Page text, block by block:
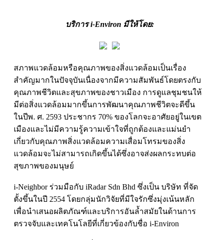
บริการ i-Environ มีให้โดย:
สภาพแวดล้อมหรือคุณภาพของสิ่งแวดล้อมเป็นเรื่อง
สำคัญมากในปัจจุบันเนื่องจากมีความสัมพันธ์โดยตรงกับ
คุณภาพชีวิตและสุขภาพของชาวเมือง การดูแลชุมชนให้
มีต่อสิ่งแวดล้อมมากขึ้นการพัฒนาคุณภาพชีวิตจะดีขึ้น
ในปีพ. ศ. 2593 ประชากร 70% ของโลกจะอาศัยอยู่ในเขต
เมืองและไม่มีความรู้ความเข้าใจที่ถูกต้องและแม่นยำ
เกี่ยวกับคุณภาพสิ่งแวดล้อมความเสื่อมโทรมของสิ่ง
แวดล้อมจะไม่สามารถเกิดขึ้นได้ซึ่งอาจส่งผลกระทบต่อ
สุขภาพของมนุษย์
i-Neighbor ร่วมมือกับ iRadar Sdn Bhd ซึ่งเป็น บริษัท ที่จัด
ตั้งขึ้นในปี 2554 โดยกลุ่มนักวิจัยที่มีใจรักซึ่งมุ่งเน้นหลัก
เพื่อนำเสนอผลิตภัณฑ์และบริการอันล้ำสมัยในด้านการ
ตรวจจับและเทคโนโลยีที่เกี่ยวข้องกับชื่อ i-Environ